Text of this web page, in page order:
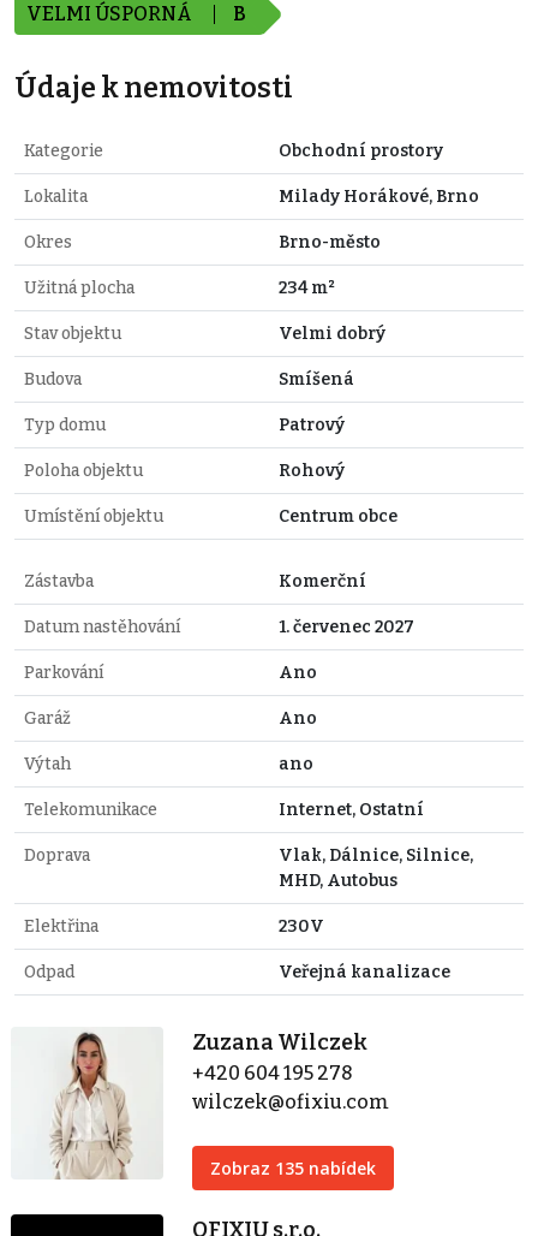
VELMI ÚSPORNÁ B
Údaje k nemovitosti
Kategorie Obchodní prostory
Lokalita Milady Horákové, Brno
Okres Brno-město
Užitná plocha 234 m²
Stav objektu Velmi dobrý
Budova Smíšená
Typ domu Patrový
Poloha objektu Rohový
Umístění objektu Centrum obce
Zástavba Komerční
Datum nastěhování 1. červenec 2027
Parkování Ano
Garáž Ano
Výtah ano
Telekomunikace Internet, Ostatní
Doprava
Vlak, Dálnice, Silnice,
MHD, Autobus
Elektřina 230V
Odpad Veřejná kanalizace
Zuzana Wilczek
+420 604 195 278
wilczek@ofixiu.com
Zobraz 135 nabídek
OFIXIU s.r.o.